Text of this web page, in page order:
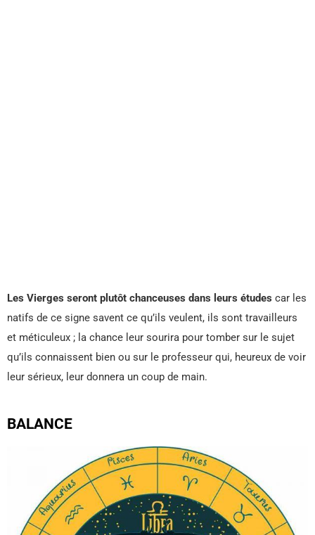
Les Vierges seront plutôt chanceuses dans leurs études car les
natifs de ce signe savent ce qu’ils veulent, ils sont travailleurs
et méticuleux ; la chance leur sourira pour tomber sur le sujet
qu’ils connaissent bien ou sur le professeur qui, heureux de voir
leur sérieux, leur donnera un coup de main.
BALANCE